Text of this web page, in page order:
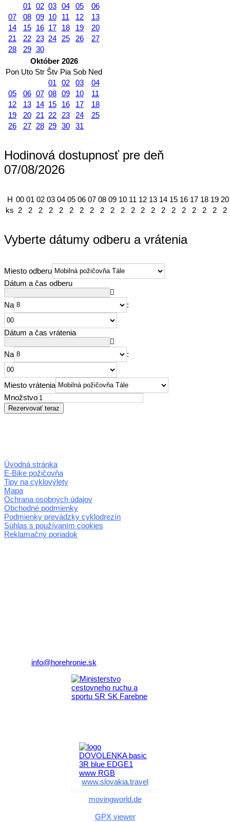
01 02 03 04 05
06
07
08 09 10 11 12
13
14
15 16 17 18 19
20
21
22 23 24 25 26
27
28
29 30
Október 2026
Pon Uto Str Štv Pia Sob Ned
01
02 03
04
05
06 07 08 09 10
11
12
13 14 15 16 17
18
19
20 21 22 23 24
25
26
27 28 29 30 31
Hodinová dostupnosť pre deň
07/08/2026
H 00 01 02 03 04 05 06 07 08 09 10 11 12 13 14 15 16 17 18 19 20
ks 2 2 2 2 2 2 2 2 2 2 2 2 2 2 2 2 2 2 2 2 2
Vyberte dátumy odberu a vrátenia
Miesto odberu
Dátum a čas odberu
Na :
Dátum a čas vrátenia
Na :
Miesto vrátenia
Množstvo
Úvodná stránka
E-Bike požičovňa
Tipy na cyklovýlety
Mapa
Ochrana osobných údajov
Obchodné podmienky
Podmienky prevádzky cyklodrezín
Súhlas s používaním cookies
Reklamačný poriadok
info@horehronie.sk
www.slovakia.travel
movingworld.de
GPX viewer